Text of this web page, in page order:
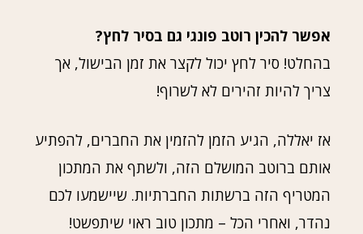
אפשר להכין רוטב פונגי גם בסיר לחץ?
בהחלט! סיר לחץ יכול לקצר את זמן הבישול, אך
צריך להיות זהירים לא לשרוף!
אז יאללה, הגיע הזמן להזמין את החברים, להפתיע
אותם ברוטב המושלם הזה, ולשתף את המתכון
המטריף הזה ברשתות החברתיות. שיישמעו לכם
נהדר, ואחרי הכל – מתכון טוב ראוי שיתפשט!